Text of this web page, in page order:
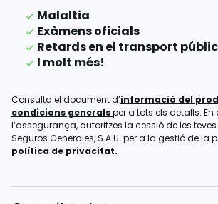
Malaltia
Exàmens oficials
Retards en el transport públic
I molt més!
Consulta el document d’informació del
condicions generalsper a tots els detalls.
l’assegurança, autoritzes la cessió de les
Seguros Generales, S.A.U. per a la gestió de la
política de privacitat.